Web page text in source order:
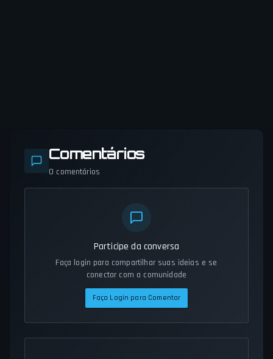
Comentários
0 comentários
Participe da conversa
Faça login para compartilhar suas ideias e se
conectar com a comunidade
Faça Login para Comentar